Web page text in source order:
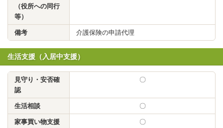
（役所への同行
等）
備考 介護保険の申請代理
生活支援（入居中支援）
見守り・安否確
認
〇
生活相談 〇
家事買い物支援 〇